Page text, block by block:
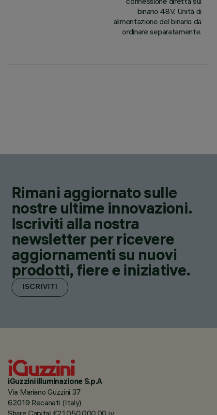
binario 48V. Unità di
alimentazione del binario da
ordinare separatamente.
Rimani aggiornato sulle
nostre ultime innovazioni.
Iscriviti alla nostra
newsletter per ricevere
aggiornamenti su nuovi
prodotti, fiere e iniziative.
ISCRIVITI
iGuzzini illuminazione S.p.A
Via Mariano Guzzini 37
62019 Recanati (Italy)
Share Capital €21.050.000,00 i.v.